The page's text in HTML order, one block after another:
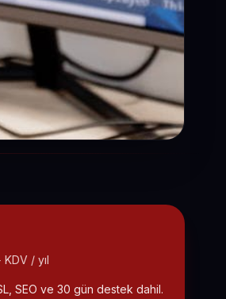
KDV / yıl
SEO ve 30 gün destek dahil.